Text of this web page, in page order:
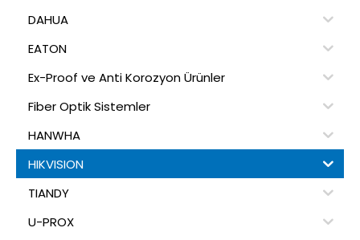
DAHUA
EATON
Ex-Proof ve Anti Korozyon Ürünler
Fiber Optik Sistemler
HANWHA
HIKVISION
TIANDY
U-PROX